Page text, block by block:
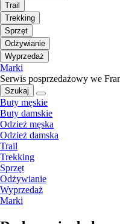
Trail
Trekking
Sprzęt
Odżywianie
Wyprzedaż
Marki
Serwis posprzedażowy we
Szukaj
Buty męskie
Buty damskie
Odzież męska
Odzież damska
Trail
Trekking
Sprzęt
Odżywianie
Wyprzedaż
Marki